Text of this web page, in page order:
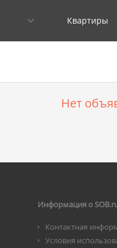
Квартиры
Нет
Информация о
Контактная
Условия